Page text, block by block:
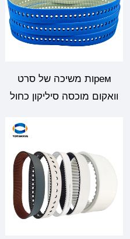
ремות משיכה של סרט
וואקום מוכסה סיליקון כחול